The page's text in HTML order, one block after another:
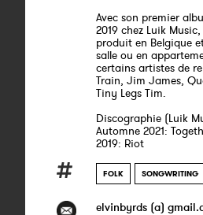
Avec son premier
2019 chez Luik
produit en Belgique
salle ou en
certains artistes de
Train, Jim James,
Tiny Legs Tim.
Discographie (Luik
Automne 2021:
2019: Riot
FOLK SONGWRITING
elvinbyrds (a)